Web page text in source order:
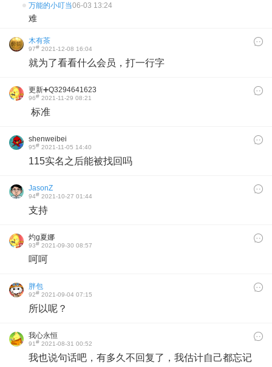
万能的小叮当06-03 13:24
难
木有茶
97# 2021-12-08 16:04
就为了看看什么会员，打一行字
更新➕Q3294641623
96# 2021-11-29 08:21
标准
shenweibei
95# 2021-11-05 14:40
115实名之后能被找回吗
JasonZ
94# 2021-10-27 01:44
支持
灼g夏娜
93# 2021-09-30 08:57
呵呵
胖包
92# 2021-09-04 07:15
所以呢？
我心永恒
91# 2021-08-31 00:52
我也说句话吧，有多久不回复了，我估计自己都忘记